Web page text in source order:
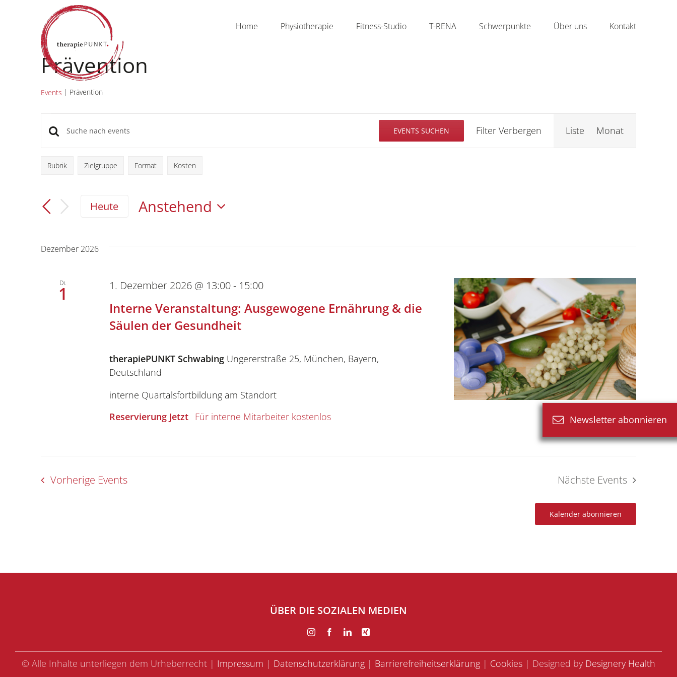
Home Physiotherapie Fitness-Studio T-RENA Schwerpunkte Über uns Kontakt
Prävention
Events Prävention
Events
Events
Suche
Ansichten,
Bitte
eingeben.
Events
Schlüsselwort.
EVENTS SUCHEN Filter Verbergen
Event
Liste Monat
Filter
Das
der
Formular-
die
Veranstaltungen
Rubrik Zielgruppe Format Kosten
Heute
Anstehend
Dezember 2026
Di.
1
Interne Veranstaltung: Ausgewogene Ernährung & die
Säulen der Gesundheit
1. Dezember 2026 @ 13:00- 15:00
therapiePUNKT Schwabing Ungererstraße 25, München, Bayern,
Deutschland
interne Quartalsfortbildung am Standort
Reservierung Jetzt
kostenlos
Vorherige Events Nächste Events
Kalender abonnieren
Newsletter abonnieren
ÜBER DIE SOZIALEN MEDIEN
© Alle Inhalte unterliegen dem Urheberrecht | Impressum | Datenschutzerklärung | Barrierefreiheitserklärung | Cookies | Designed by Designery Health